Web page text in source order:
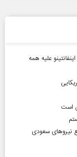
علیه همه
است
نیروهای سعودی